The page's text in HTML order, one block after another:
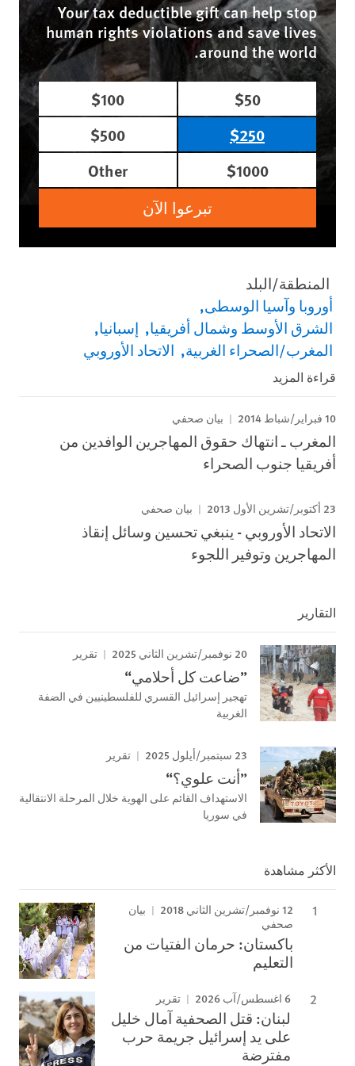
Your tax deductible gift can help stop
human rights violations and save lives
around the world.
$50
$100
$250
$500
$1000
Other
تبرعوا الآن
المنطقة/البلد
أوروبا وآسيا الوسطى
الشرق الأوسط وشمال أفريقيا إسبانيا
المغرب/الصحراء الغربية الاتحاد الأوروبي
قراءة المزيد
10 فبراير/شباط 2014 بيان صحفي
المغرب ـ انتهاك حقوق المهاجرين الوافدين من
أفريقيا جنوب الصحراء
23 أكتوبر/تشرين الأول 2013 بيان صحفي
الاتحاد الأوروبي - ينبغي تحسين وسائل إنقاذ
المهاجرين وتوفير اللجوء
التقارير
20 نوفمبر/تشرين الثاني 2025 تقرير
”ضاعت كل أحلامي“
تهجير إسرائيل القسري للفلسطينيين في الضفة
الغربية
23 سبتمبر/أيلول 2025 تقرير
”أنت علوي؟“
الاستهداف القائم على الهوية خلال المرحلة الانتقالية
في سوريا
الأكثر مشاهدة
12 نوفمبر/تشرين الثاني 2018
بيان
صحفي
باكستان: حرمان الفتيات من
التعليم
6 اغسطس/آب 2026 تقرير
لبنان: قتل الصحفية آمال خليل
على يد إسرائيل جريمة حرب
مفترضة